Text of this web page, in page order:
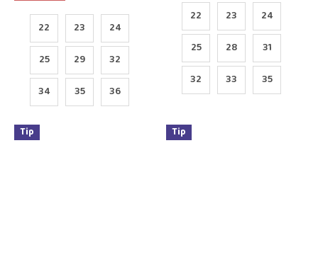
22 23 24
25 29 32
34 35 36
hvězdiček.
22 23 24
25 28 31
32 33 35
Tip Tip